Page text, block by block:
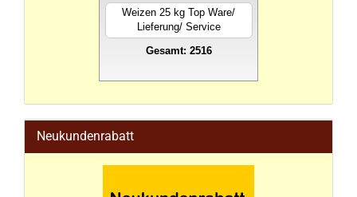
Weizen 25 kg Top Ware/
Lieferung/ Service
Gesamt: 2516
Neukundenrabatt